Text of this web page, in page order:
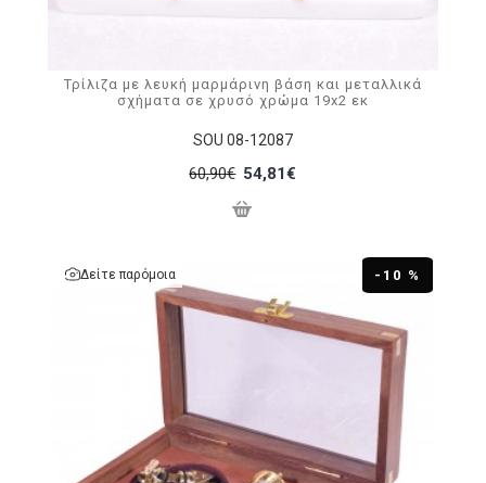
SOU 08-12087
Τρίλιζα με λευκή μαρμάρινη βάση και μεταλλικά
σχήματα σε χρυσό χρώμα 19x2 εκ
60,90€ 54,81€
-10 %
Δείτε παρόμοια